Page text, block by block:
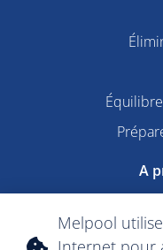
A
Melpool